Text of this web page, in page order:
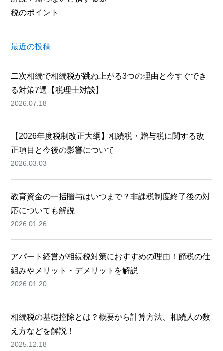
税のポイント
最近の投稿
二次相続で相続税が跳ね上がる3つの理由と今すぐでき
る対策7選【税理士対談】
2026.07.18
【2026年度税制改正大綱】相続税・贈与税に関する改
正項目と今後の影響について
2026.03.03
教育資金の一括贈与はいつまで？非課税制度終了後の対
応についても解説
2026.01.26
アパート経営が相続税対策におすすめの理由！節税の仕
組みやメリット・デメリットを解説
2026.01.20
相続税の基礎控除とは？概要から計算方法、相続人の数
え方などを解説！
2025.12.18